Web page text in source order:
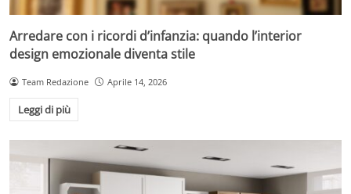
Arredare con i ricordi d’infanzia: quando l’interior
design emozionale diventa stile
Team Redazione Aprile 14, 2026
Leggi di più